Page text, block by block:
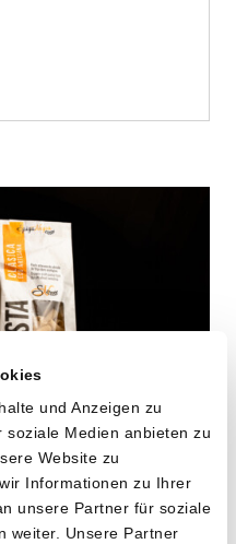
und Anzeigen zu
Medien anbieten zu
Website zu
Informationen zu Ihrer
unsere Partner für soziale
weiter. Unsere Partner
alten